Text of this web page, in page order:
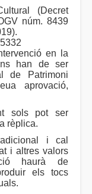
(Decret
núm. 8439
en la
han de ser
de Patrimoni
aprovació,
sols pot ser
rèplica.
i cal
i altres valors
haurà de
els tocs